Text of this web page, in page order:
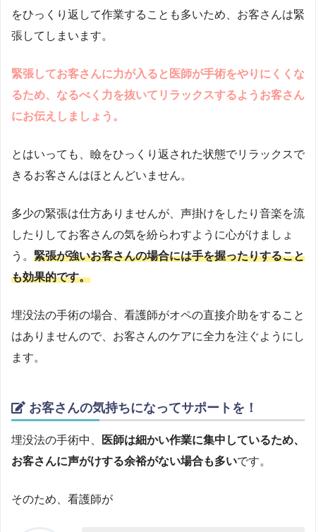
をひっくり返して作業することも多いため、お客さんは緊
張してしまいます。
緊張してお客さんに力が入ると医師が手術をやりにくくな
るため、なるべく力を抜いてリラックスするようお客さん
にお伝えしましょう。
とはいっても、瞼をひっくり返された状態でリラックスで
きるお客さんはほとんどいません。
多少の緊張は仕方ありませんが、声掛けをしたり音楽を流
したりしてお客さんの気を紛らわすように心がけましょ
う。 緊張が強いお客さんの場合には手を握ったりすること
も効果的です。
埋没法の手術の場合、看護師がオペの直接介助をすること
はありませんので、お客さんのケアに全力を注ぐようにし
ます。
お客さんの気持ちになってサポートを！
埋没法の手術中、
医師は細かい作業に集中しているため、
お客さんに声がけする余裕がない場合も多いです。
そのため、看護師が